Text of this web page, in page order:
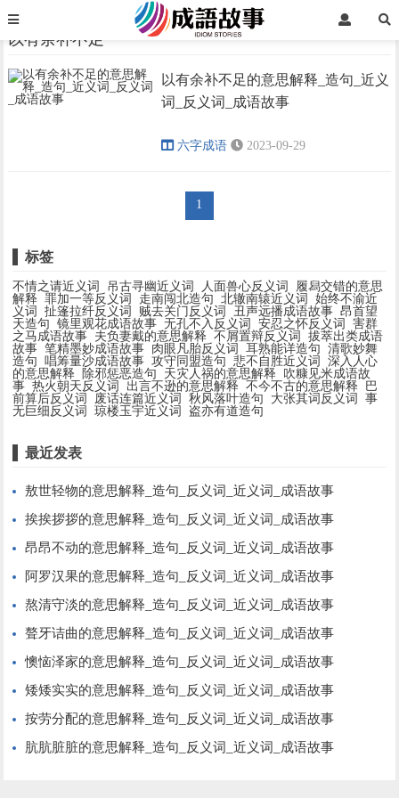
›
以有余补不足
以有余补不足
以有余补不足的意思解释_造句_近义
词_反义词_成语故事
六字成语 2023-09-29
1
标签
不情之请近义词 吊古寻幽近义词 人面兽心反义词
履舄交错的意思
解释
罪加一等反义词 走南闯北造句 北辙南辕近义词
始终不渝近
义词
扯篷拉纤反义词 贼去关门反义词 丑声远播成语故事 昂首望
天造句
镜里观花成语故事 无孔不入反义词 安忍之怀反义词
害群
之马成语故事 夫负妻戴的意思解释 不屑置辩反义词
拔萃出类成语
故事 笔精墨妙成语故事 肉眼凡胎反义词 耳熟能详造句
清歌妙舞
造句
唱筹量沙成语故事 攻守同盟造句 悲不自胜近义词
深入人心
的意思解释
除邪惩恶造句 天灾人祸的意思解释
吹糠见米成语故
事 热火朝天反义词 出言不逊的意思解释 不今不古的意思解释
巴
前算后反义词
废话连篇近义词 秋风落叶造句 大张其词反义词
事
无巨细反义词
琼楼玉宇近义词 盗亦有道造句
最近发表
敖世轻物的意思解释_造句_反义词_近义词_成语故事
挨挨拶拶的意思解释_造句_反义词_近义词_成语故事
昂昂不动的意思解释_造句_反义词_近义词_成语故事
阿罗汉果的意思解释_造句_反义词_近义词_成语故事
熬清守淡的意思解释_造句_反义词_近义词_成语故事
聱牙诘曲的意思解释_造句_反义词_近义词_成语故事
懊恼泽家的意思解释_造句_反义词_近义词_成语故事
矮矮实实的意思解释_造句_反义词_近义词_成语故事
按劳分配的意思解释_造句_反义词_近义词_成语故事
肮肮脏脏的意思解释_造句_反义词_近义词_成语故事